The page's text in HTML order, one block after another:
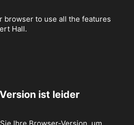
browser to use all the features
Hall.
ist leider